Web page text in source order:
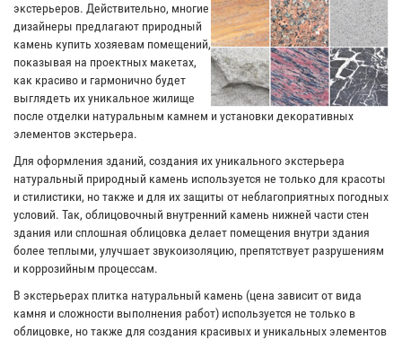
экстерьеров. Действительно, многие
дизайнеры предлагают природный
камень купить хозяевам помещений,
показывая на проектных макетах,
как красиво и гармонично будет
выглядеть их уникальное жилище
после отделки натуральным камнем и установки декоративных
элементов экстерьера.
Для оформления зданий, создания их уникального экстерьера
натуральный природный камень используется не только для красоты
и стилистики, но также и для их защиты от неблагоприятных погодных
условий. Так, облицовочный внутренний камень нижней части стен
здания или сплошная облицовка делает помещения внутри здания
более теплыми, улучшает звукоизоляцию, препятствует разрушениям
и коррозийным процессам.
В экстерьерах плитка натуральный камень (цена зависит от вида
камня и сложности выполнения работ) используется не только в
облицовке, но также для создания красивых и уникальных элементов